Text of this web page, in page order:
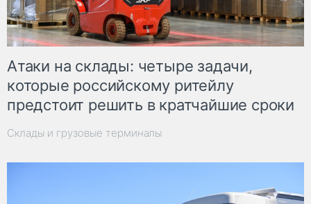
Атаки на склады: четыре задачи,
которые российскому ритейлу
предстоит решить в кратчайшие сроки
Склады и грузовые терминалы